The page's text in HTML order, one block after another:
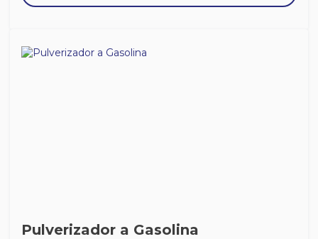
Pulverizador a Gasolina